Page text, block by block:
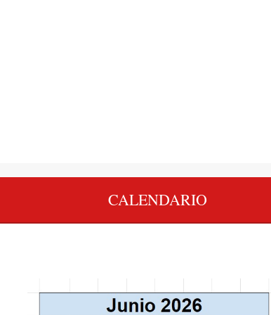
CALENDARIO